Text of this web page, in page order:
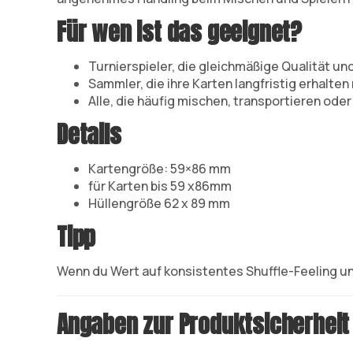
Für wen ist das geeignet?
Turnierspieler, die gleichmäßige Qualität
Sammler, die ihre Karten langfristig
Alle, die häufig mischen, transportieren
Details
Kartengröße: 59×86 mm
für Karten bis 59 x86mm
Hüllengröße 62 x 89 mm
Tipp
Wenn du Wert auf konsistentes Shuffle-Feeling
Angaben zur Produktsicherheit